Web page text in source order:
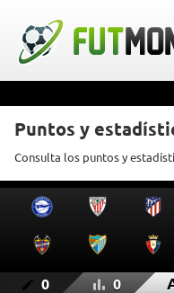
Puntos y
Consulta los puntos y
0 0